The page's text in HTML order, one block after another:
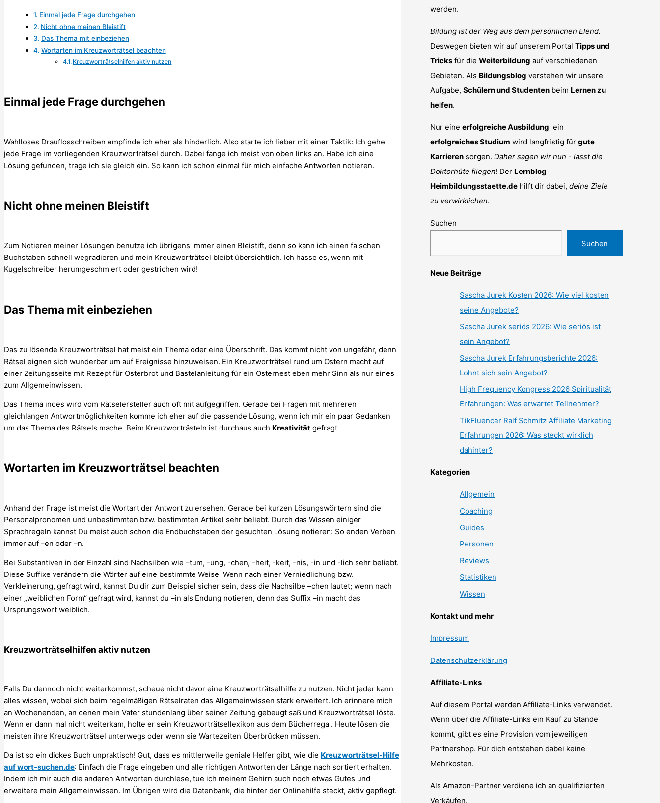
Einmal jede Frage durchgehen
Nicht ohne meinen Bleistift
Das Thema mit einbeziehen
Wortarten im Kreuzworträtsel beachten
Kreuzworträtselhilfen aktiv nutzen
Einmal jede Frage durchgehen
Wahlloses Drauflosschreiben empfinde ich eher als hinderlich. Also starte ich lieber mit einer Taktik: Ich gehe
jede Frage im vorliegenden Kreuzworträtsel durch. Dabei fange ich meist von oben links an. Habe ich eine
Lösung gefunden, trage ich sie gleich ein. So kann ich schon einmal für mich einfache Antworten notieren.
Nicht ohne meinen Bleistift
Zum Notieren meiner Lösungen benutze ich übrigens immer einen Bleistift, denn so kann ich einen falschen
Buchstaben schnell wegradieren und mein Kreuzworträtsel bleibt übersichtlich. Ich hasse es, wenn mit
Kugelschreiber herumgeschmiert oder gestrichen wird!
Das Thema mit einbeziehen
Das zu lösende Kreuzworträtsel hat meist ein Thema oder eine Überschrift. Das kommt nicht von ungefähr, denn
Rätsel eignen sich wunderbar um auf Ereignisse hinzuweisen. Ein Kreuzworträtsel rund um Ostern macht auf
einer Zeitungsseite mit Rezept für Osterbrot und Bastelanleitung für ein Osternest eben mehr Sinn als nur eines
zum Allgemeinwissen.
Das Thema indes wird vom Rätselersteller auch oft mit aufgegriffen. Gerade bei Fragen mit mehreren
gleichlangen Antwortmöglichkeiten komme ich eher auf die passende Lösung, wenn ich mir ein paar Gedanken
um das Thema des Rätsels mache. Beim Kreuzworträsteln ist durchaus auch Kreativität gefragt.
Wortarten im Kreuzworträtsel beachten
Anhand der Frage ist meist die Wortart der Antwort zu ersehen. Gerade bei kurzen Lösungswörtern sind die
Personalpronomen und unbestimmten bzw. bestimmten Artikel sehr beliebt. Durch das Wissen einiger
Sprachregeln kannst Du meist auch schon die Endbuchstaben der gesuchten Lösung notieren: So enden Verben
immer auf –en oder –n.
Bei Substantiven in der Einzahl sind Nachsilben wie –tum, -ung, -chen, -heit, -keit, -nis, -in und -lich sehr beliebt.
Diese Suffixe verändern die Wörter auf eine bestimmte Weise: Wenn nach einer Verniedlichung bzw.
Verkleinerung, gefragt wird, kannst Du dir zum Beispiel sicher sein, dass die Nachsilbe –chen lautet; wenn nach
einer „weiblichen Form“ gefragt wird, kannst du –in als Endung notieren, denn das Suffix –in macht das
Ursprungswort weiblich.
Kreuzworträtselhilfen aktiv nutzen
Falls Du dennoch nicht weiterkommst, scheue nicht davor eine Kreuzworträtselhilfe zu nutzen. Nicht jeder kann
alles wissen, wobei sich beim regelmäßigen Rätselraten das Allgemeinwissen stark erweitert. Ich erinnere mich
an Wochenenden, an denen mein Vater stundenlang über seiner Zeitung gebeugt saß und Kreuzworträtsel löste.
Wenn er dann mal nicht weiterkam, holte er sein Kreuzworträtsellexikon aus dem Bücherregal. Heute lösen die
meisten ihre Kreuzworträtsel unterwegs oder wenn sie Wartezeiten Überbrücken müssen.
Da ist so ein dickes Buch unpraktisch! Gut, dass es mittlerweile geniale Helfer gibt, wie die Kreuzworträtsel-Hilfe
auf wort-suchen.de: Einfach die Frage eingeben und alle richtigen Antworten der Länge nach sortiert erhalten.
Indem ich mir auch die anderen Antworten durchlese, tue ich meinem Gehirn auch noch etwas Gutes und
erweitere mein Allgemeinwissen. Im Übrigen wird die Datenbank, die hinter der Onlinehilfe steckt, aktiv gepflegt.
werden.
Bildung ist der Weg aus dem persönlichen Elend.
Deswegen bieten wir auf unserem Portal Tipps und
Tricks für die Weiterbildung auf verschiedenen
Gebieten. Als Bildungsblog verstehen wir unsere
Aufgabe, Schülern und Studenten beim Lernen zu
helfen.
Nur eine erfolgreiche Ausbildung, ein
erfolgreiches Studium wird langfristig für gute
Karrieren sorgen. Daher sagen wir nun - lasst die
Doktorhüte fliegen! Der Lernblog
Heimbildungsstaette.de hilft dir dabei, deine Ziele
zu verwirklichen.
Suchen
Suchen
Neue Beiträge
Sascha Jurek Kosten 2026: Wie viel kosten
seine Angebote?
Sascha Jurek seriös 2026: Wie seriös ist
sein Angebot?
Sascha Jurek Erfahrungsberichte 2026:
Lohnt sich sein Angebot?
High Frequency Kongress 2026 Spiritualität
Erfahrungen: Was erwartet Teilnehmer?
TikFluencer Ralf Schmitz Affiliate Marketing
Erfahrungen 2026: Was steckt wirklich
dahinter?
Kategorien
Allgemein
Coaching
Guides
Personen
Reviews
Statistiken
Wissen
Kontakt und mehr
Impressum
Datenschutzerklärung
Affiliate-Links
Auf diesem Portal werden Affiliate-Links verwendet.
Wenn über die Affiliate-Links ein Kauf zu Stande
kommt, gibt es eine Provision vom jeweiligen
Partnershop. Für dich entstehen dabei keine
Mehrkosten.
Als Amazon-Partner verdiene ich an qualifizierten
Verkäufen.